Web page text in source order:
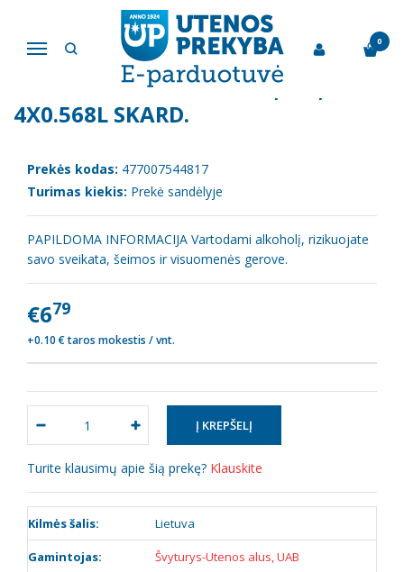
Navigacija
0
Alus, alaus kokteiliai, sidras
Alus "Utenos Utenos", 5%, 4x0.568l skard.
ALUS "UTENOS UTENOS", 5%,
4X0.568L SKARD.
Prekės kodas: 477007544817
Turimas kiekis: Prekė sandėlyje
PAPILDOMA INFORMACIJA Vartodami alkoholį, rizikuojate
savo sveikata, šeimos ir visuomenės gerove.
€679
+0.10 € taros mokestis / vnt.
Turite klausimų apie šią prekę? Klauskite
Kilmės šalis: Lietuva
Gamintojas: Švyturys-Utenos alus, UAB